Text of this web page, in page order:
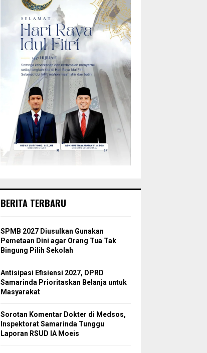
BERITA TERBARU
SPMB 2027 Diusulkan Gunakan
Pemetaan Dini agar Orang Tua Tak
Bingung Pilih Sekolah
Antisipasi Efisiensi 2027, DPRD
Samarinda Prioritaskan Belanja untuk
Masyarakat
Sorotan Komentar Dokter di Medsos,
Inspektorat Samarinda Tunggu
Laporan RSUD IA Moeis